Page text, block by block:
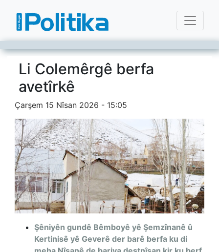
Li Colemêrgê berfa
avetîrkê
Çarşem 15 Nîsan 2026 - 15:05
Şêniyên gundê Bêmboyê yê Şemzînanê û
Kertinisê yê Geverê der barê berfa ku di